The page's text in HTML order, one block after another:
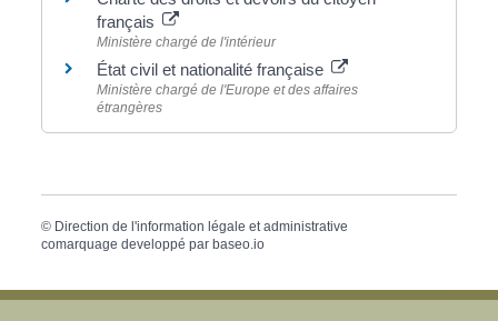
français
Ministère chargé de l'intérieur
État civil et nationalité française
Ministère chargé de l'Europe et des affaires
étrangères
© Direction de l'information légale et administrative
comarquage developpé par baseo.io